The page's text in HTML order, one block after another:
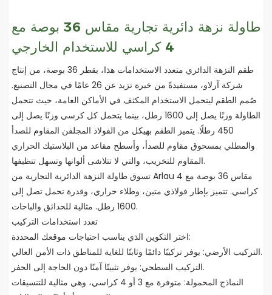
طاولة نزهة دائرية تجارية مقاس 36 بوصة مع
4 كراسي للاستخدام الخارجي
طقم النزهة الدائري متعدد الاستخدامات هذا، بقطر 36 بوصة، من إنتاج
شركة آرلاو، مستفيدةً من خبرة تزيد عن 26 عامًا في مجال التصنيع.
صُمم الطقم ليتحمل الاستخدام المكثف في الأماكن العامة، حيث تتحمل
الطاولة وزنًا يصل إلى 1600 رطل، بينما يتحمل كل كرسي وزنًا يصل إلى
450 رطلًا. يتميز الطقم بهيكل من الفولاذ المجلفن المقاوم للصدأ
والمطلي بمسحوق مقاوم للصدأ، وأسطح مقاعد من البلاستيك الحراري
المقاوم للتخريب، والتي لا تتلاشى ألوانها وتسهل تنظيفها.
تسوق طاولة النزهة الدائرية التجارية من Arlau مقاس 36 بوصة مع 4
كراسي. تتميز بإطار فولاذي متين، وطلاء حراري، وقدرة تحمل تصل إلى
1600 رطل. مثالية للحدائق والباحات.
تعدد استخدامات التركيب
اختر التكوين الذي يناسب احتياجات موقعك المحددة:
التركيب الأرضي: يوفر تركيبًا دائمًا وثابتًا للغاية للمناطق ذات الأمن العالي.
التركيب السطحي: يوفر تثبيتًا آمنًا دون الحاجة إلى الحفر.
النماذج المحمولة: متوفرة مع 3 أو 4 كراسي، وهي مثالية للتنسيقات